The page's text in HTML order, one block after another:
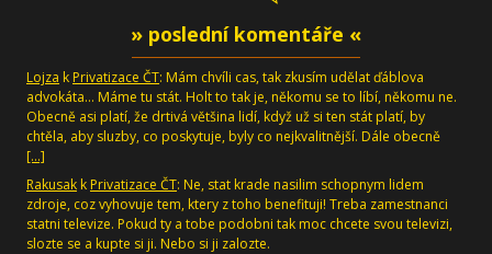
» poslední komentáře «
Lojza k Privatizace ČT: Mám chvíli cas, tak zkusím udělat ďáblova
advokáta... Máme tu stát. Holt to tak je, někomu se to líbí, někomu ne.
Obecně asi platí, že drtivá většina lidí, když už si ten stát platí, by
chtěla, aby sluzby, co poskytuje, byly co nejkvalitnější. Dále obecně
[…]
Rakusak k Privatizace ČT: Ne, stat krade nasilim schopnym lidem
zdroje, coz vyhovuje tem, ktery z toho benefituji! Treba zamestnanci
statni televize. Pokud ty a tobe podobni tak moc chcete svou televizi,
slozte se a kupte si ji. Nebo si ji zalozte.